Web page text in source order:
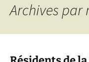
Archives par